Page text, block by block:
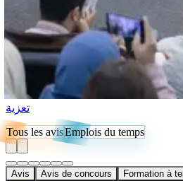
تعزية
Tous les avisEmplois du temps
Avis Avis de concours Formation à